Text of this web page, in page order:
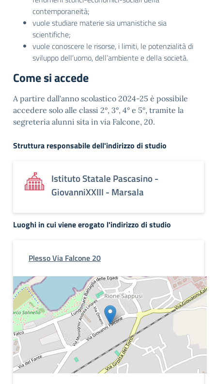
contemporaneità;
vuole studiare materie sia umanistiche sia
scientifiche;
vuole conoscere le risorse, i limiti, le potenzialità di
sviluppo dell’uomo, dell’ambiente e della società.
Come si accede
A partire dall'anno scolastico 2024-25 è possibile
accedere solo alle classi 2°, 3°, 4° e 5°, tramite la
segreteria alunni sita in via Falcone, 20.
Struttura responsabile dell'indirizzo di studio
Istituto Statale Pascasino -
GiovanniXXIII - Marsala
Luoghi in cui viene erogato l'indirizzo di studio
Plesso Via Falcone 20